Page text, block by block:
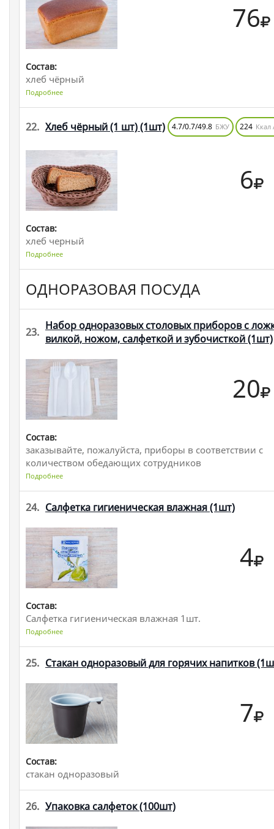
76
Состав:
хлеб чёрный
Подробнее
22. Хлеб чёрный (1 шт)(1шт) 4.7/0.7/49.8 БЖУ 224 Ккал
6
Состав:
хлеб черный
Подробнее
ОДНОРАЗОВАЯ ПОСУДА
23. Набор одноразовых столовых приборов с
вилкой, ножом, салфеткой и зубочисткой(1шт)
20
Состав:
заказывайте, пожалуйста, приборы в соответствии с
количеством обедающих сотрудников
Подробнее
24. Салфетка гигиеническая влажная(1шт)
4
Состав:
Салфетка гигиеническая влажная 1шт.
Подробнее
25. Стакан одноразовый для горячих напитков
7
Состав:
стакан одноразовый
26. Упаковка салфеток(100шт)